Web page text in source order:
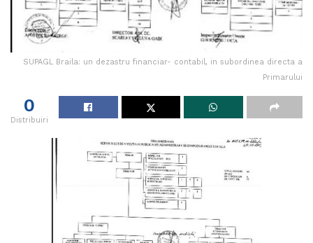
SUPAGL Braila: un dezastru financiar- contabil, in subordinea directa a
Primarului
0
Distribuiri